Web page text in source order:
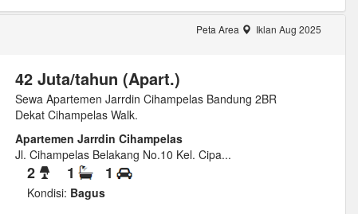
Peta Area Iklan Aug 2025
42 Juta/tahun (Apart.)
Sewa Apartemen Jarrdin Cihampelas Bandung 2BR
Dekat Cihampelas Walk.
Apartemen Jarrdin Cihampelas
Jl. Cihampelas Belakang No.10 Kel. Cipa...
2 1 1
Kondisi: Bagus